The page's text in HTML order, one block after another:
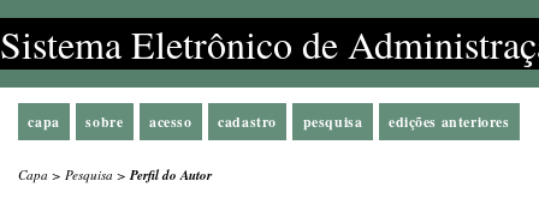
Sistema Eletrônico de
capa sobre acesso cadastro pesquisa edições anteriores
Capa > Pesquisa >Perfil do Autor